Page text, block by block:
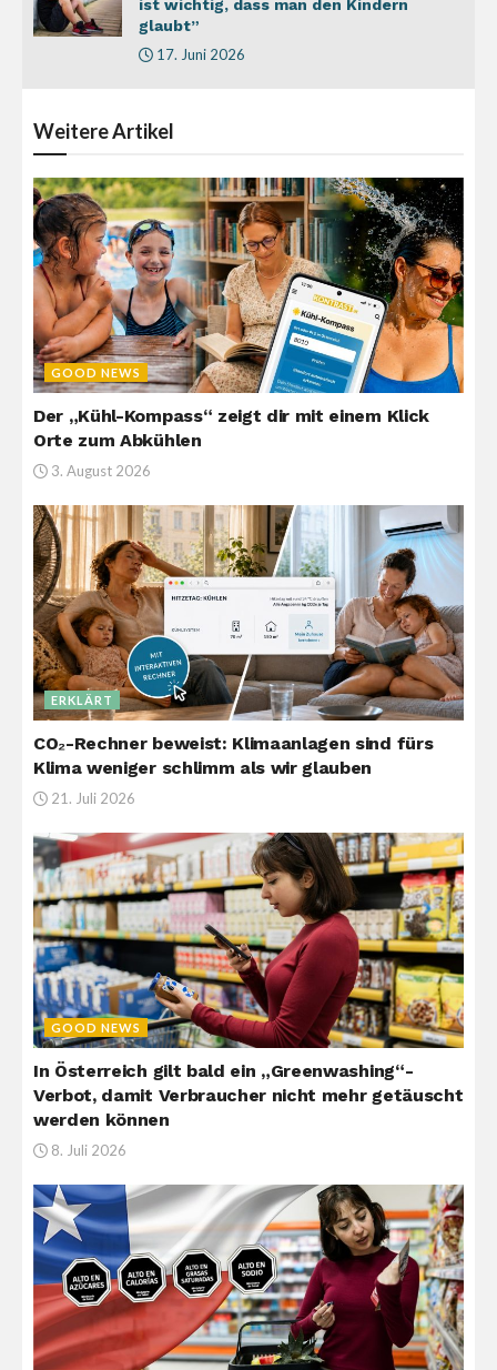
ist wichtig, dass man den Kindern
glaubt”
17. Juni 2026
WeitereArtikel
GOOD NEWS
Der „Kühl-Kompass“ zeigt dir mit einem Klick
Orte zum Abkühlen
3. August 2026
ERKLÄRT
CO₂-Rechner beweist: Klimaanlagen sind fürs
Klima weniger schlimm als wir glauben
21. Juli 2026
GOOD NEWS
In Österreich gilt bald ein „Greenwashing“-
Verbot, damit Verbraucher nicht mehr getäuscht
werden können
8. Juli 2026